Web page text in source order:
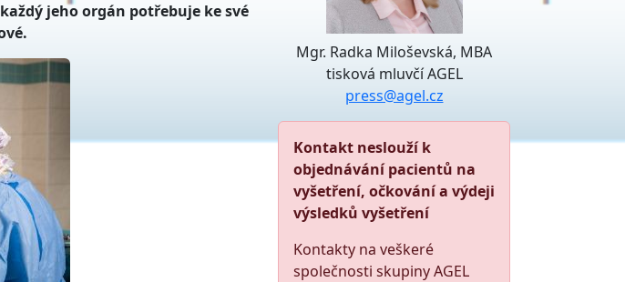
jeho orgán potřebuje ke své
Mgr. Radka Miloševská, MBA
tisková mluvčí AGEL
press@agel.cz
Kontakt neslouží k
objednávání pacientů na
vyšetření, očkování a výdeji
výsledků vyšetření
Kontakty na veškeré
společnosti skupiny AGEL